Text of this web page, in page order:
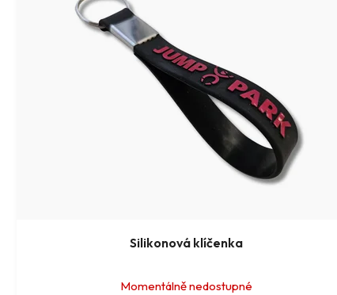
Silikonová klíčenka
Momentálně nedostupné